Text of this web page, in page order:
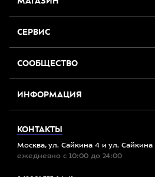
СЕРВИС
СООБЩЕСТВО
ИНФОРМАЦИЯ
КОНТАКТЫ
Москва, ул. Сайкина 4 и ул.
ежедневно с 10:00 до 24:00